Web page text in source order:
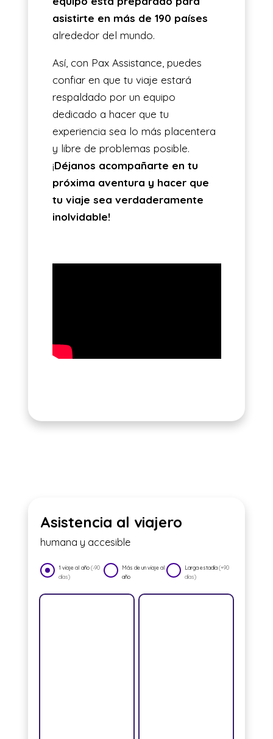
asistirte en más de 190 países
alrededor del mundo.
Así, con Pax Assistance, puedes
confiar en que tu viaje estará
respaldado por un equipo
dedicado a hacer que tu
experiencia sea lo más placentera
y libre de problemas posible.
¡Déjanos acompañarte en tu
próxima aventura y hacer que
tu viaje sea verdaderamente
inolvidable!
Asistencia al viajero
humana y accesible
1 viaje al año(-90
días)
Más de un viaje al
año
Larga estadía(+90
días)